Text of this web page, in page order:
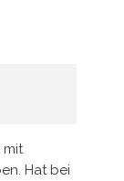
mit
Hat bei